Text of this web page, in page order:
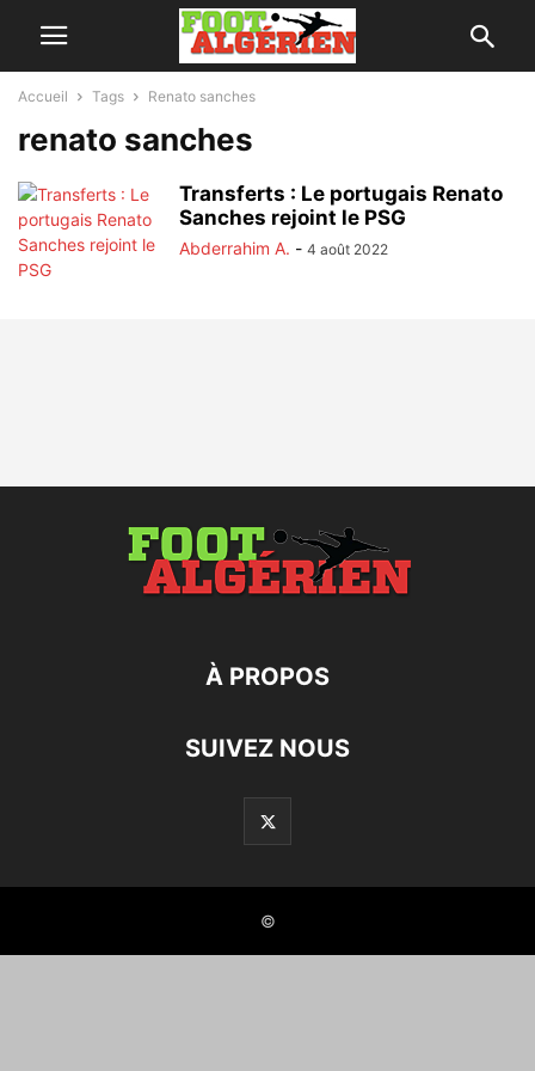
Accueil Tags Renato sanches
renato sanches
Transferts : Le portugais Renato
Sanches rejoint le PSG
Abderrahim A. - 4 août 2022
À PROPOS
SUIVEZ NOUS
©